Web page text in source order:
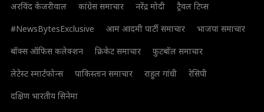
अरविंद केजरीवाल कांग्रेस समाचार नरेंद्र मोदी
ट्रैवल टिप्स
#NewsBytesExclusive
आम आदमी पार्टी समाचार
भाजपा समाचार
बॉक्स ऑफिस कलेक्शन
क्रिकेट समाचार
फुटबॉल समाचार
लेटेस्ट स्मार्टफोन्स
पाकिस्तान समाचार राहुल गांधी
रेसिपी
दक्षिण भारतीय सिनेमा